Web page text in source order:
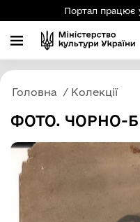
Портал працює
Головна Колекції
ФОТО. ЧОРНО-